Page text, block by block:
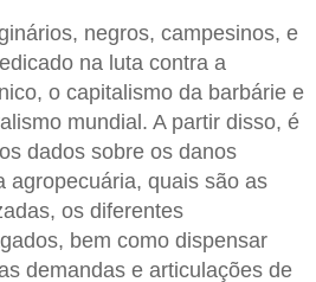
negros, campesinos, e
na luta contra a
o capitalismo da barbárie e
mundial. A partir disso, é
dados sobre os danos
agropecuária, quais são as
os diferentes
bem como dispensar
demandas e articulações de